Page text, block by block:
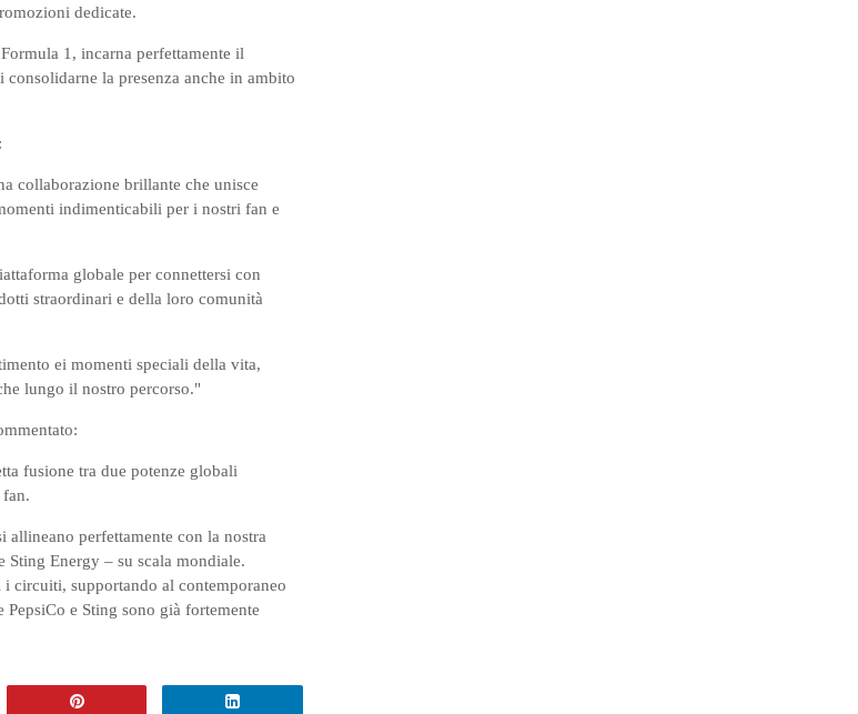
dedicate.
1, incarna perfettamente il
la presenza anche in ambito
collaborazione brillante che unisce
indimenticabili per i nostri fan e
globale per connettersi con
straordinari e della loro comunità
ei momenti speciali della vita,
lungo il nostro percorso."
fusione tra due potenze globali
fan.
perfettamente con la nostra
Energy – su scala mondiale.
circuiti, supportando al contemporaneo
e Sting sono già fortemente